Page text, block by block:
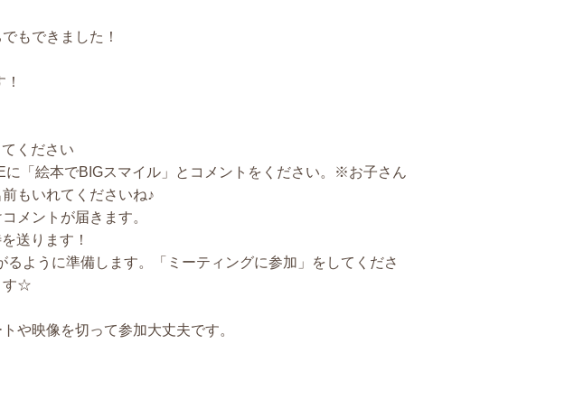
もできました！
ください
「絵本でBIGスマイル」とコメントをください。※お子さん
もいれてくださいね♪
メントが届きます。
送ります！
ように準備します。「ミーティングに参加」をしてくださ
す☆
や映像を切って参加大丈夫です。